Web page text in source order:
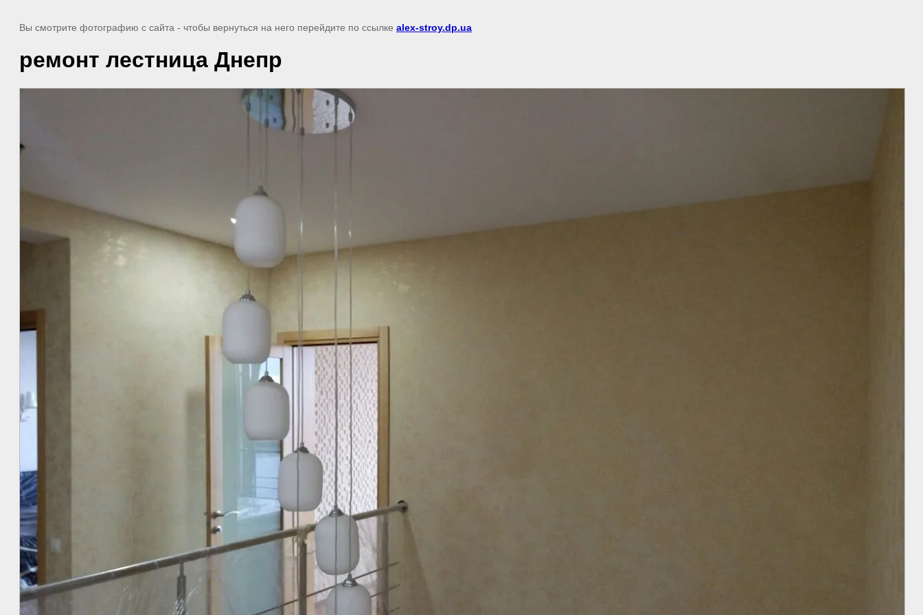
Вы смотрите фотографию с сайта - чтобы вернуться на него перейдите по ссылке alex-stroy.dp.ua
ремонт лестница Днепр